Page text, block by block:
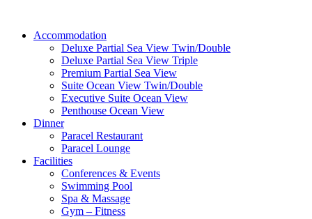
contentAccommodation
Deluxe Partial Sea View Twin/Double
Deluxe Partial Sea View Triple
Premium Partial Sea View
Suite Ocean View Twin/Double
Executive Suite Ocean View
Penthouse Ocean View
Dinner
Paracel Restaurant
Paracel Lounge
Facilities
Conferences & Events
Swimming Pool
Spa & Massage
Gym – Fitness